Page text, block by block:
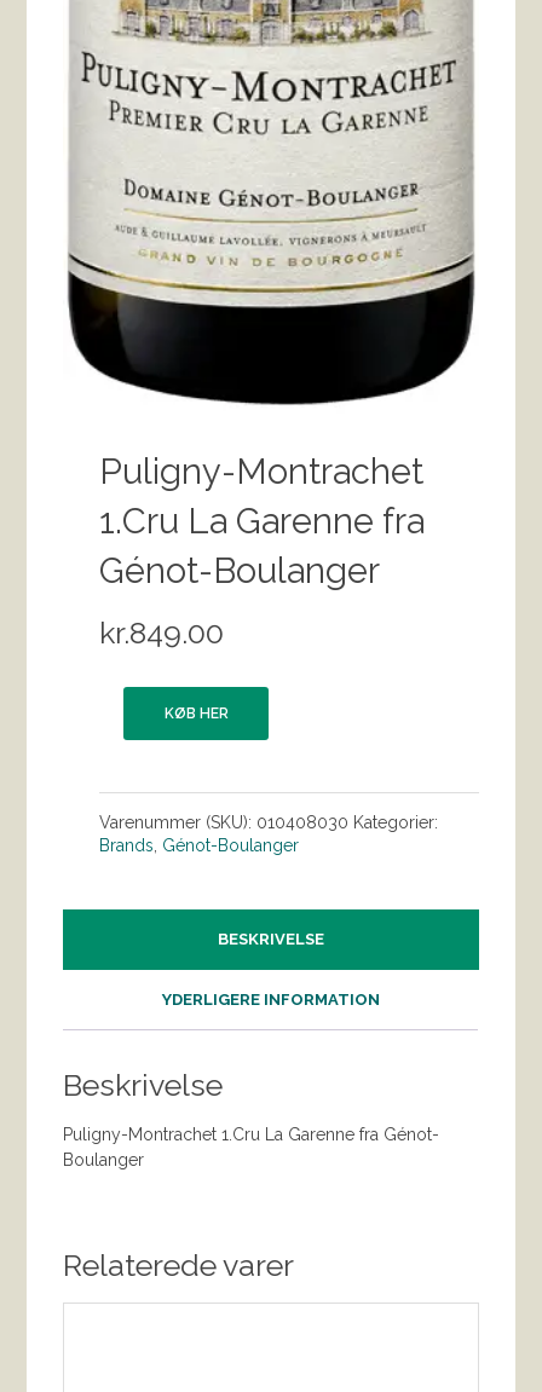
Puligny-Montrachet
1.Cru La Garenne fra
Génot-Boulanger
kr.849.00
KØB HER
Varenummer (SKU): 010408030 Kategorier:
Brands, Génot-Boulanger
BESKRIVELSE
YDERLIGERE INFORMATION
Beskrivelse
Puligny-Montrachet 1.Cru La Garenne fra Génot-
Boulanger
Relaterede varer